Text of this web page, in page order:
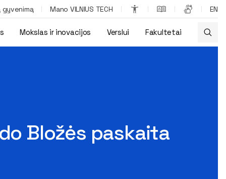
gyvenimą Mano VILNIUS TECH EN
Mokslas ir inovacijos Verslui Fakultetai
Bložės paskaita